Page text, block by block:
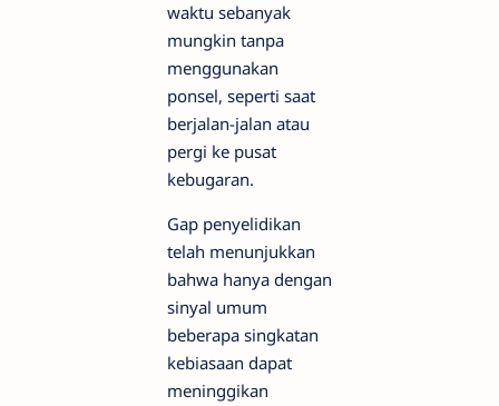
waktu sebanyak
mungkin tanpa
menggunakan
ponsel, seperti saat
berjalan-jalan atau
pergi ke pusat
kebugaran.
Gap penyelidikan
telah menunjukkan
bahwa hanya dengan
sinyal umum
beberapa singkatan
kebiasaan dapat
meninggikan